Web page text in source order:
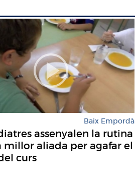
Baix Empordà
assenyalen la rutina
millor aliada per agafar el
curs